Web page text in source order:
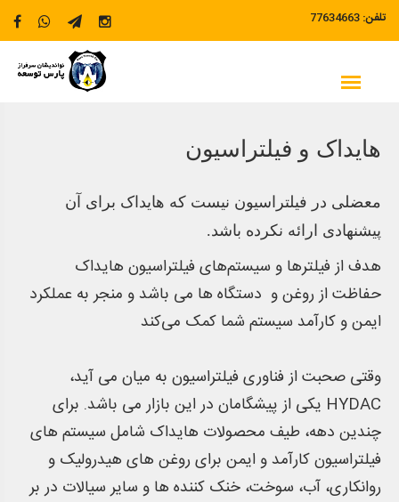
:تلفن 77634663
هایداک و فیلتراسیون
معضلی در فیلتراسیون نیست که هایداک برای آن
پیشنهادی ارائه نکرده باشد.
هدف از فیلترها و سیستم‌های فیلتراسیون هایداک
حفاظت از روغن و دستگاه ها می باشد و منجر به عملکرد
ایمن و کارآمد سیستم شما کمک می‌کند
وقتی صحبت از فناوری فیلتراسیون به میان می آید،
HYDAC یکی از پیشگامان در این بازار می باشد. برای
چندین دهه، طیف محصولات هایداک شامل سیستم های
فیلتراسیون کارآمد و ایمن برای روغن های هیدرولیک و
روانکاری، آب، سوخت، خنک کننده ها و سایر سیالات در بر